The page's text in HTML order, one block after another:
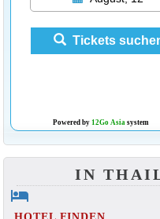
Tickets
Powered by 12Go Asiasystem
IN
hotel